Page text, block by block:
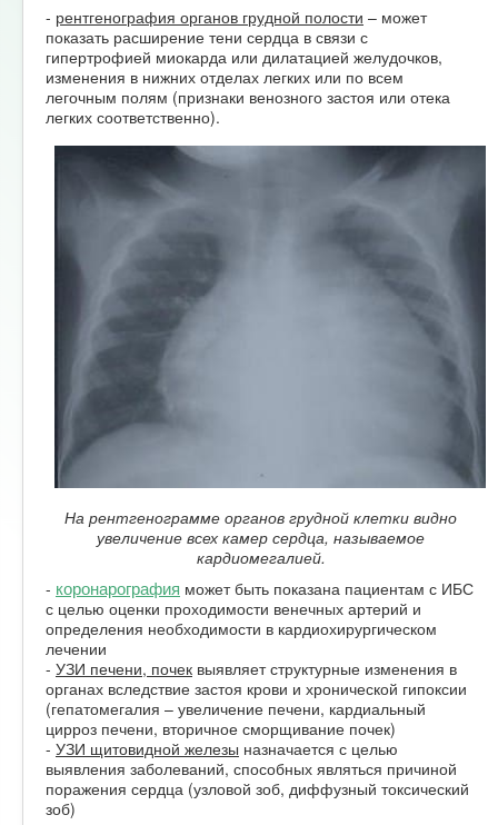
- рентгенография органов грудной полости – может
показать расширение тени сердца в связи с
гипертрофией миокарда или дилатацией желудочков,
изменения в нижних отделах легких или по всем
легочным полям (признаки венозного застоя или отека
легких соответственно).
На рентгенограмме органов грудной клетки видно
увеличение всех камер сердца, называемое
кардиомегалией.
- коронарография может быть показана пациентам с ИБС
с целью оценки проходимости венечных артерий и
определения необходимости в кардиохирургическом
лечении
- УЗИ печени, почек выявляет структурные изменения в
органах вследствие застоя крови и хронической гипоксии
(гепатомегалия – увеличение печени, кардиальный
цирроз печени, вторичное сморщивание почек)
- УЗИ щитовидной железы назначается с целью
выявления заболеваний, способных являться причиной
поражения сердца (узловой зоб, диффузный токсический
зоб)